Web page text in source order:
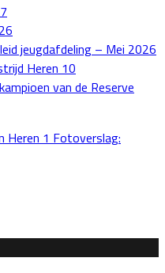
jeugdafdeling – Mei 2026
Heren 10
van de Reserve
Heren 1 Fotoverslag: